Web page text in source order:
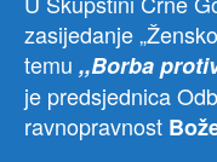
zasijedanje
temu ,,Borba
je predsjednica
ravnopravnost